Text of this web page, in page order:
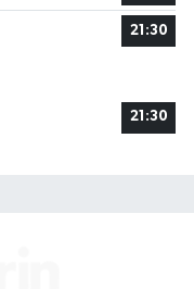
21:30
21:30